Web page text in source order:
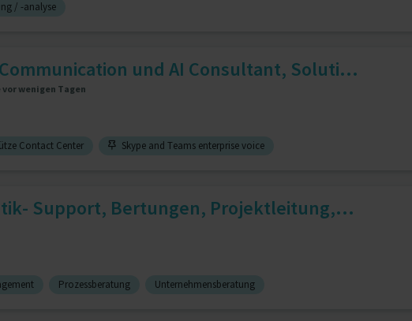
/ -analyse
und AI Consultant, Soluti...
wenigen Tagen
Contact Center Skype and Teams enterprise voice
Support, Bertungen, Projektleitung,...
Prozessberatung Unternehmensberatung